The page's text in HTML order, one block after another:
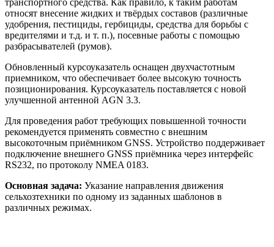
транспортного средства. Как правило, к таким работам
относят внесение жидких и твёрдых составов (различные
удобрения, пестициды, гербициды, средства для борьбы с
вредителями и т.д. и т. п.), посевные работы с помощью
разбрасывателей (румов).
Обновленный курсоуказатель оснащен двухчастотным
приемником, что обеспечивает более высокую точность
позиционирования. Курсоуказатель поставляется с новой
улучшенной антенной AGN 3.3.
Для проведения работ требующих повышенной точности
рекомендуется применять совместно с внешним
высокоточным приёмником GNSS. Устройство поддерживает
подключение внешнего GNSS приёмника через интерфейс
RS232, по протоколу NMEA 0183.
Основная задача: Указание направления движения
сельхозтехники по одному из заданных шаблонов в
различных режимах.